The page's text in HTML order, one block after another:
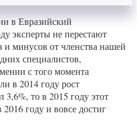
в Евразийский
эксперты не перестают
и минусов от членства нашей
специалистов,
с того момента
в 2014 году рост
3,6%, то в 2015 году этот
2016 году и вовсе достиг